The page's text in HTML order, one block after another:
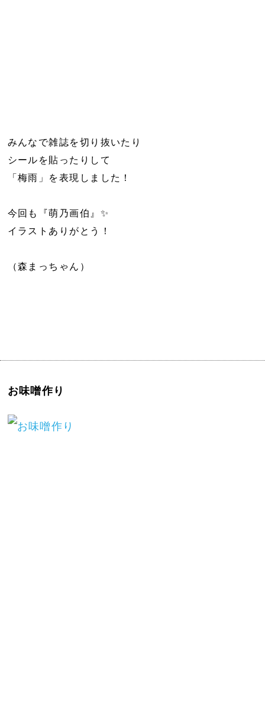
みんなで雑誌を切り抜いたり
シールを貼ったりして
「梅雨」を表現しました！
今回も『萌乃画伯』✨
イラストありがとう！
（森まっちゃん）
お味噌作り